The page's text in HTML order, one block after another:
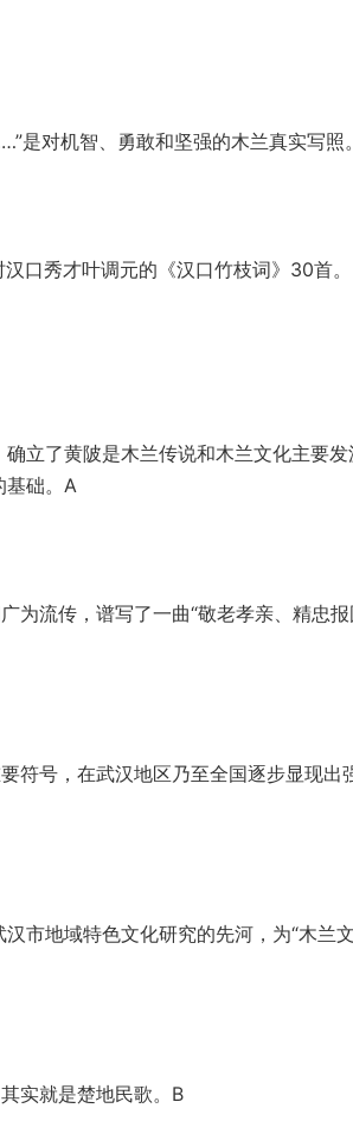
是对机智、勇敢和坚强的木兰真实写照
口秀才叶调元的《汉口竹枝词》30首
立了黄陂是木兰传说和木兰文化主要
基础。A
为流传，谱写了一曲“敬老孝亲、精忠报
符号，在武汉地区乃至全国逐步显现出
市地域特色文化研究的先河，为“木兰
实就是楚地民歌。B